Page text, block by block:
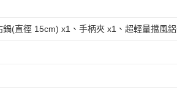
(直徑 15cm) x1、手柄夾 x1、超輕量擋風